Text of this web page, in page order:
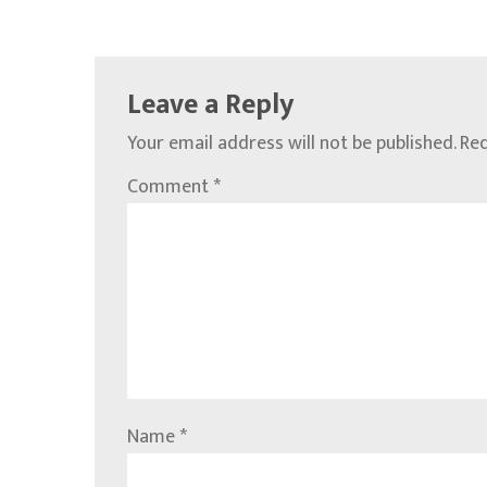
Leave a Reply
Your email address will not be published.
Comment*
Name*